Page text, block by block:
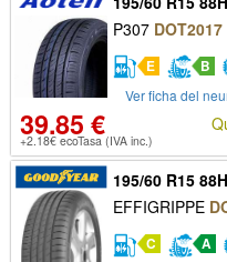
P307 DOT2017
E B
Ver ficha del
39.85 €
+2.18€ ecoTasa (IVA inc.)
195/60 R15 88H
EFFIGRIPPE
C A